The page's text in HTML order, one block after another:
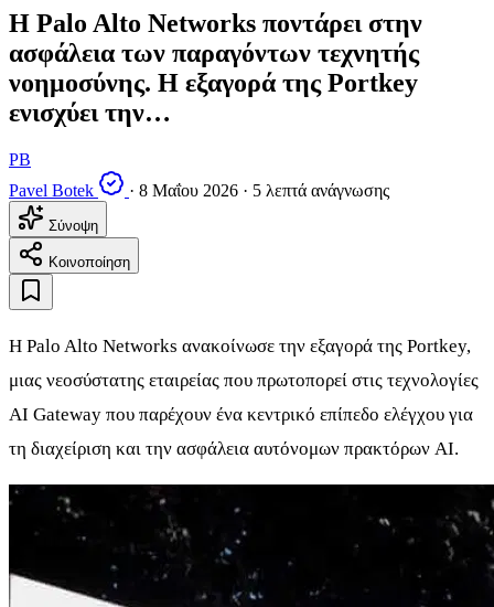
Η Palo Alto Networks ποντάρει στην
ασφάλεια των παραγόντων τεχνητής
νοημοσύνης. Η εξαγορά της Portkey
ενισχύει την…
PB
Pavel Botek
· 8 Μαΐου 2026 · 5 λεπτά ανάγνωσης
Σύνοψη
Κοινοποίηση
Η Palo Alto Networks ανακοίνωσε την εξαγορά της Portkey,
μιας νεοσύστατης εταιρείας που πρωτοπορεί στις τεχνολογίες
AI Gateway που παρέχουν ένα κεντρικό επίπεδο ελέγχου για
τη διαχείριση και την ασφάλεια αυτόνομων πρακτόρων AI.